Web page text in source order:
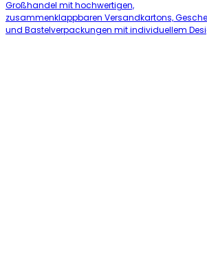
Großhandel mit hochwertigen,
zusammenklappbaren Versandkartons,
und Bastelverpackungen mit individuellem